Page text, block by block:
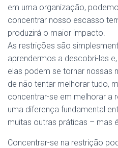
em uma organização,
concentrar nosso escasso
produzirá o maior impacto.
As restrições são
aprendermos a descobri-las
elas podem se tornar nossas
de não tentar melhorar tudo,
concentrar-se em melhorar a
uma diferença fundamental
muitas outras práticas – mas
Concentrar-se na restrição